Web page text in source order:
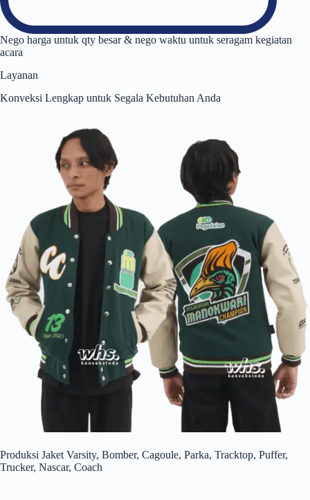
Nego harga untuk qty besar & nego waktu untuk seragam kegiatan
acara
Layanan
Konveksi Lengkap untuk Segala Kebutuhan Anda
Produksi Jaket Varsity, Bomber, Cagoule, Parka, Tracktop, Puffer,
Trucker, Nascar, Coach